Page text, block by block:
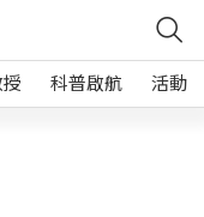
科普啟航 活動